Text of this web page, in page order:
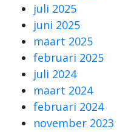
juli 2025
juni 2025
maart 2025
februari 2025
juli 2024
maart 2024
februari 2024
november 2023